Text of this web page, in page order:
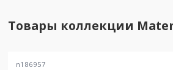
Товары коллекции
n186957